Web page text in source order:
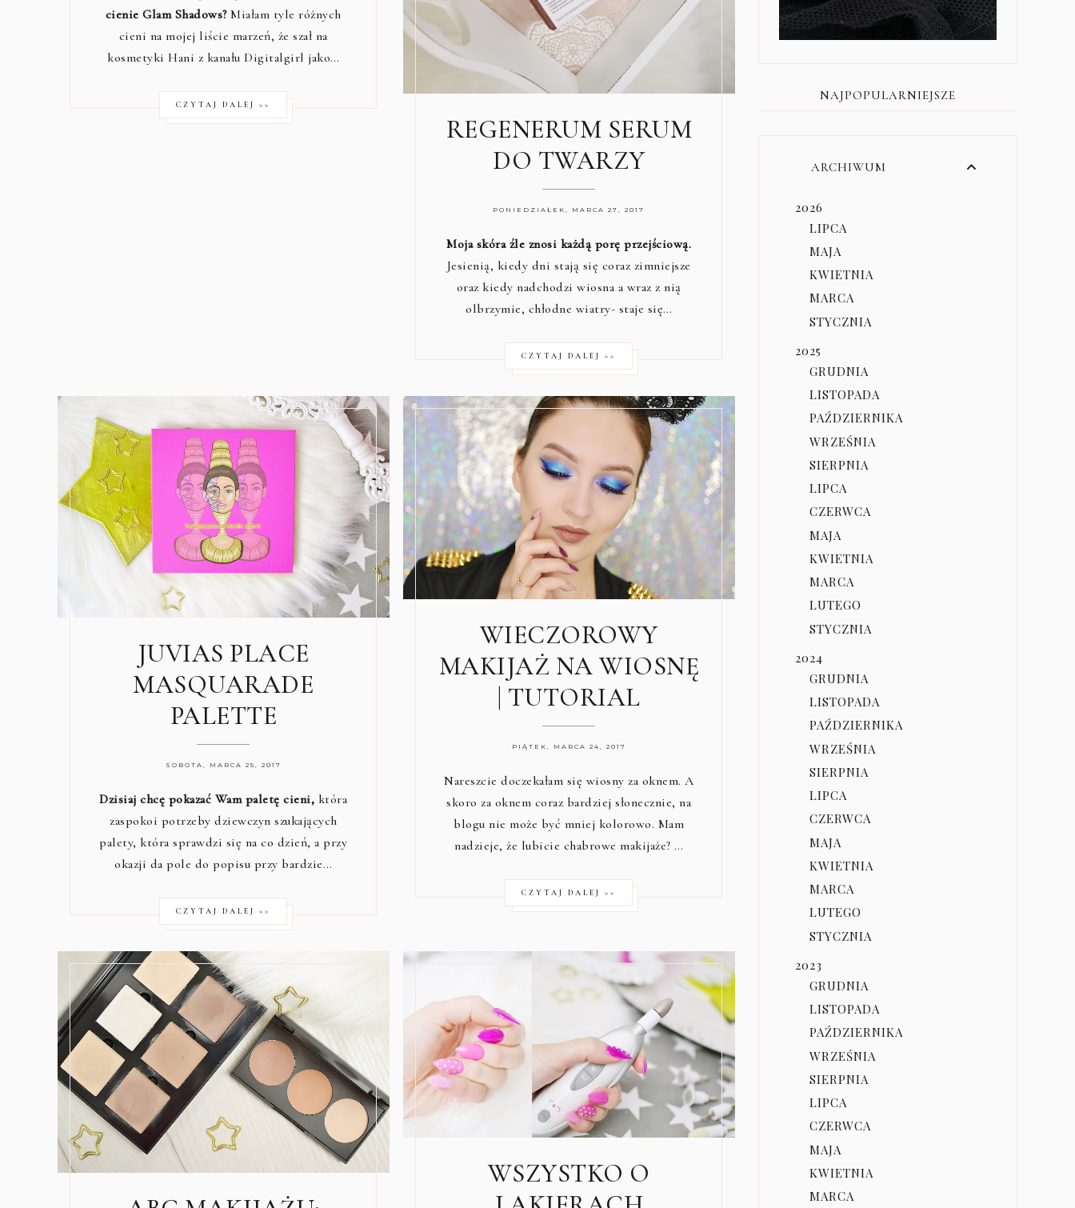
cienie Glam Shadows?Miałam tyle różnych
cieni na mojej liście marzeń, że szał na
kosmetyki Hani z kanału Digitalgirl jako…
CZYTAJ DALEJ >>
REGENERUM SERUM
DO TWARZY
PONIEDZIAŁEK, MARCA 27, 2017
Moja skóra źle znosi każdą porę przejściową.
Jesienią, kiedy dni stają się coraz zimniejsze
oraz kiedy nadchodzi wiosna a wraz z nią
olbrzymie, chłodne wiatry- staje się…
CZYTAJ DALEJ >>
JUVIAS PLACE
MASQUARADE
PALETTE
SOBOTA, MARCA 25, 2017
Dzisiaj chcę pokazać Wam paletę cieni, która
zaspokoi potrzeby dziewczyn szukających
palety, która sprawdzi się na co dzień, a przy
okazji da pole do popisu przy bardzie…
CZYTAJ DALEJ >>
WIECZOROWY
MAKIJAŻ NA WIOSNĘ
| TUTORIAL
PIĄTEK, MARCA 24, 2017
Nareszcie doczekałam się wiosny za oknem. A
skoro za oknem coraz bardziej słonecznie, na
blogu nie może być mniej kolorowo. Mam
nadzieje, że lubicie chabrowe makijaże? …
CZYTAJ DALEJ >>
WSZYSTKO O
NAJPOPULARNIEJSZE
ARCHIWUM
2026
LIPCA
MAJA
KWIETNIA
MARCA
STYCZNIA
2025
GRUDNIA
LISTOPADA
PAŹDZIERNIKA
WRZEŚNIA
SIERPNIA
LIPCA
CZERWCA
MAJA
KWIETNIA
MARCA
LUTEGO
STYCZNIA
2024
GRUDNIA
LISTOPADA
PAŹDZIERNIKA
WRZEŚNIA
SIERPNIA
LIPCA
CZERWCA
MAJA
KWIETNIA
MARCA
LUTEGO
STYCZNIA
2023
GRUDNIA
LISTOPADA
PAŹDZIERNIKA
WRZEŚNIA
SIERPNIA
LIPCA
CZERWCA
MAJA
KWIETNIA
MARCA